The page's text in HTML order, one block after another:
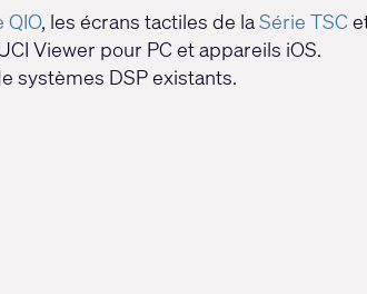
QIO, les écrans tactiles de laSérie TSC
Viewer pour PC et appareils iOS.
systèmes DSP existants.